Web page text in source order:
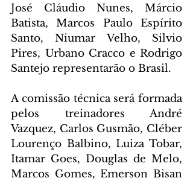
José Cláudio Nunes, Márcio
Batista, Marcos Paulo Espírito
Santo, Niumar Velho, Silvio
Pires, Urbano Cracco e Rodrigo
Santejo representarão o Brasil.
A comissão técnica será formada
pelos treinadores André
Vazquez, Carlos Gusmão, Cléber
Lourenço Balbino, Luiza Tobar,
Itamar Goes, Douglas de Melo,
Marcos Gomes, Emerson Bisan